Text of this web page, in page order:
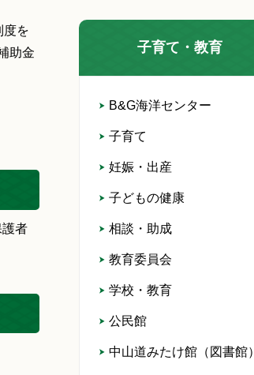
度を
助金
者
子育て・教育
B&G海洋センター
子育て
妊娠・出産
子どもの健康
相談・助成
教育委員会
学校・教育
公民館
中山道みたけ館（図書館）